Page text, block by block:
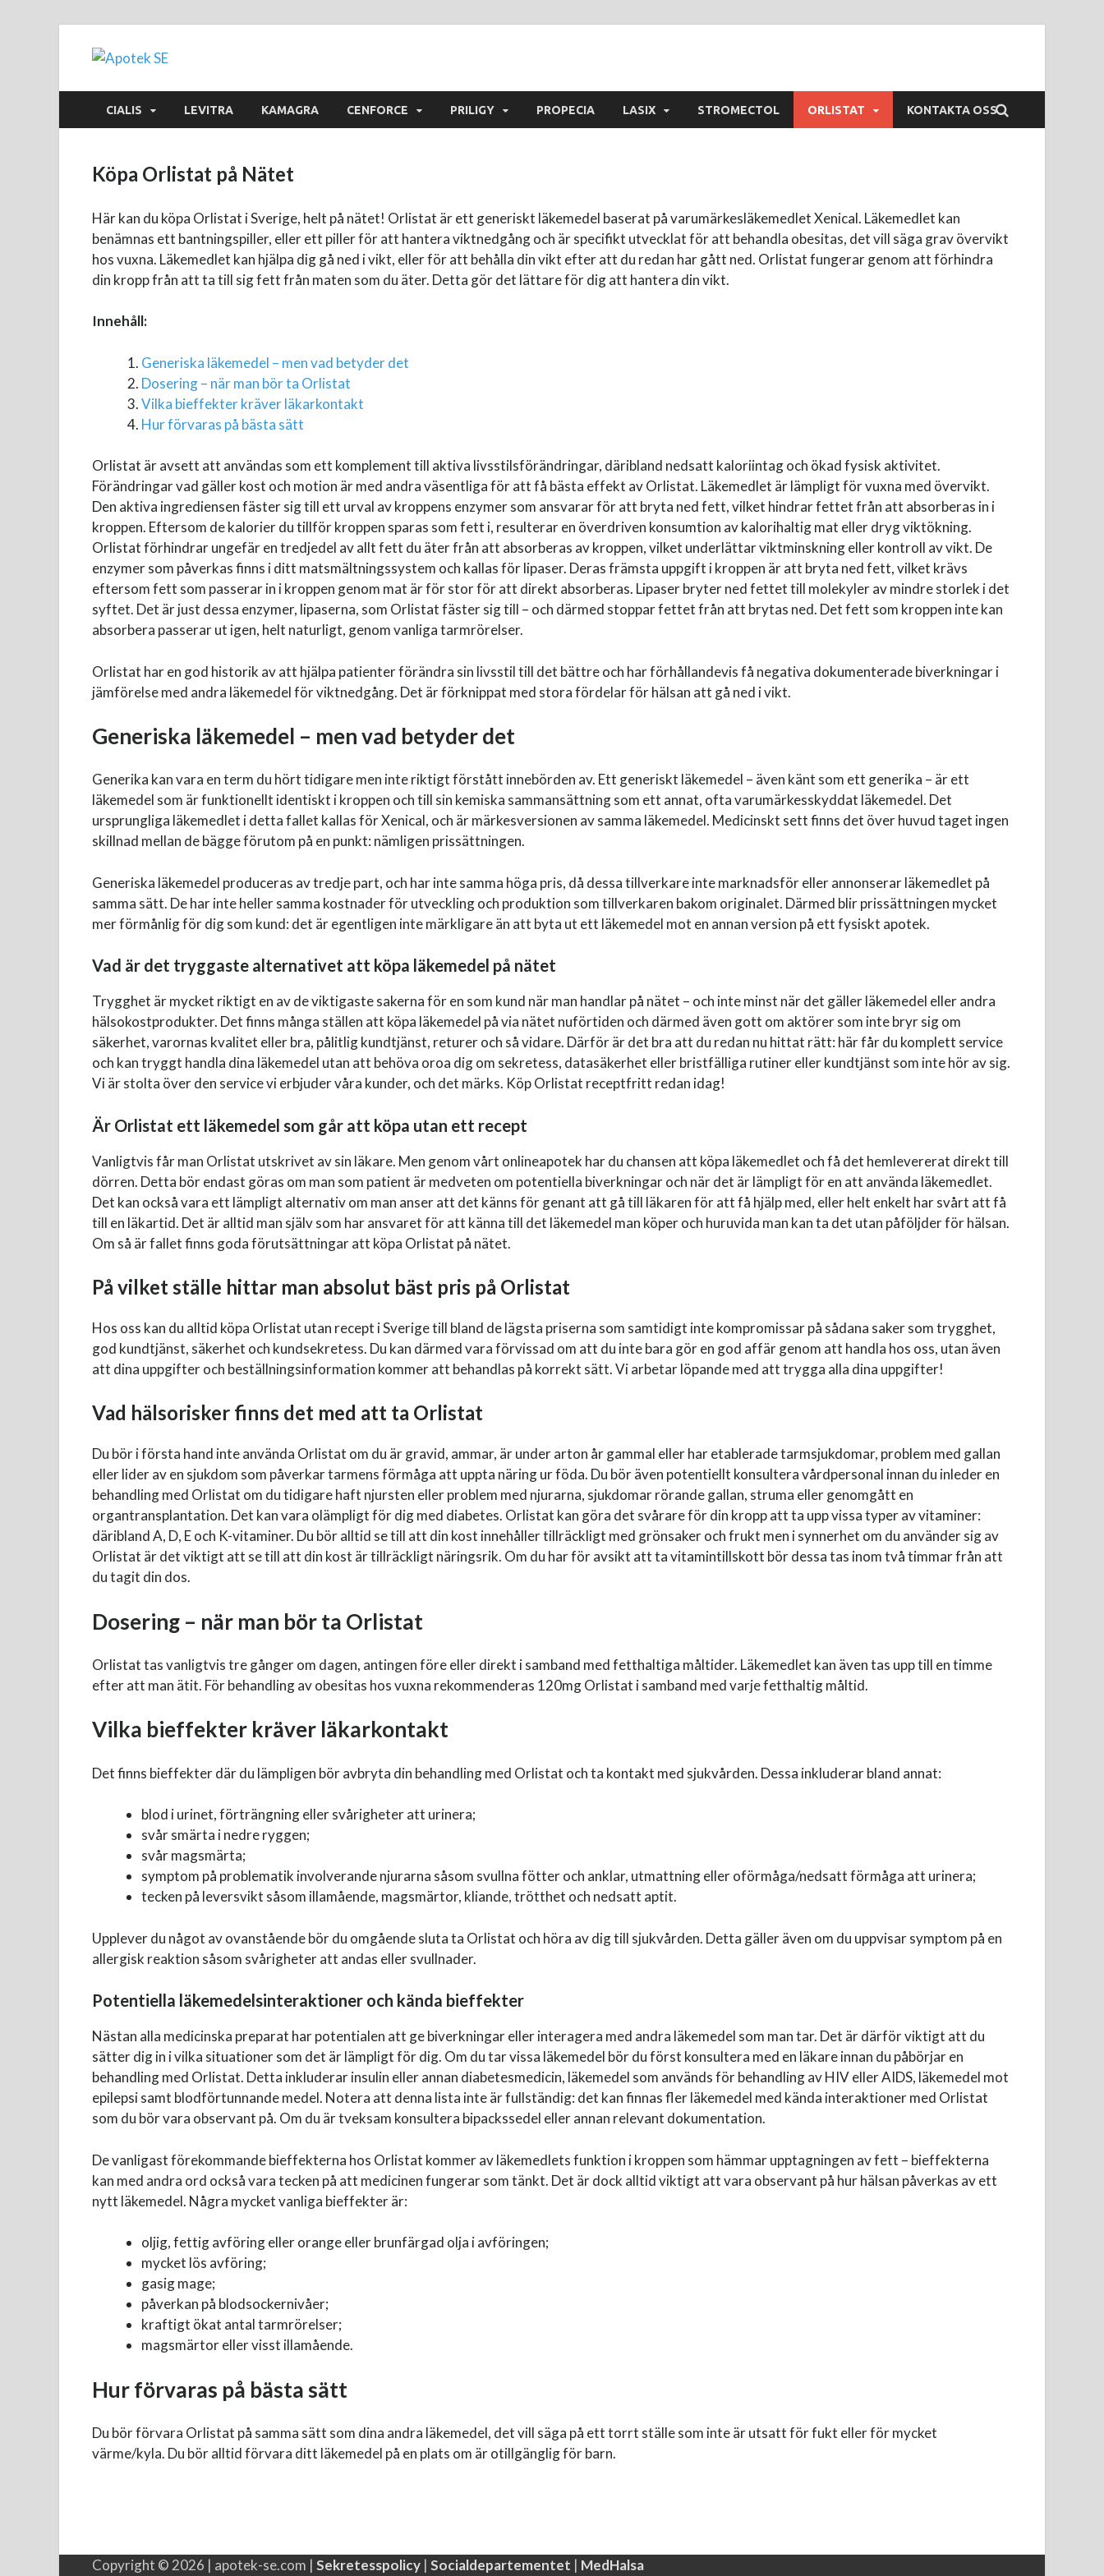
Apotek SE
CIALIS LEVITRA KAMAGRA CENFORCE PRILIGY PROPECIA LASIX STROMECTOL ORLISTAT KONTAKTA OSS
Köpa Orlistat på Nätet
Här kan du köpa Orlistat i Sverige, helt på nätet! Orlistat är ett generiskt läkemedel baserat på varumärkesläkemedlet Xenical. Läkemedlet kan
benämnas ett bantningspiller, eller ett piller för att hantera viktnedgång och är specifikt utvecklat för att behandla obesitas, det vill säga grav övervikt
hos vuxna. Läkemedlet kan hjälpa dig gå ned i vikt, eller för att behålla din vikt efter att du redan har gått ned. Orlistat fungerar genom att förhindra
din kropp från att ta till sig fett från maten som du äter. Detta gör det lättare för dig att hantera din vikt.
Innehåll:
Generiska läkemedel – men vad betyder det
Dosering – när man bör ta Orlistat
Vilka bieffekter kräver läkarkontakt
Hur förvaras på bästa sätt
Orlistat är avsett att användas som ett komplement till aktiva livsstilsförändringar, däribland nedsatt kaloriintag och ökad fysisk aktivitet.
Förändringar vad gäller kost och motion är med andra väsentliga för att få bästa effekt av Orlistat. Läkemedlet är lämpligt för vuxna med övervikt.
Den aktiva ingrediensen fäster sig till ett urval av kroppens enzymer som ansvarar för att bryta ned fett, vilket hindrar fettet från att absorberas in i
kroppen. Eftersom de kalorier du tillför kroppen sparas som fett i, resulterar en överdriven konsumtion av kalorihaltig mat eller dryg viktökning.
Orlistat förhindrar ungefär en tredjedel av allt fett du äter från att absorberas av kroppen, vilket underlättar viktminskning eller kontroll av vikt. De
enzymer som påverkas finns i ditt matsmältningssystem och kallas för lipaser. Deras främsta uppgift i kroppen är att bryta ned fett, vilket krävs
eftersom fett som passerar in i kroppen genom mat är för stor för att direkt absorberas. Lipaser bryter ned fettet till molekyler av mindre storlek i det
syftet. Det är just dessa enzymer, lipaserna, som Orlistat fäster sig till – och därmed stoppar fettet från att brytas ned. Det fett som kroppen inte kan
absorbera passerar ut igen, helt naturligt, genom vanliga tarmrörelser.
Orlistat har en god historik av att hjälpa patienter förändra sin livsstil till det bättre och har förhållandevis få negativa dokumenterade biverkningar i
jämförelse med andra läkemedel för viktnedgång. Det är förknippat med stora fördelar för hälsan att gå ned i vikt.
Generiska läkemedel – men vad betyder det
Generika kan vara en term du hört tidigare men inte riktigt förstått innebörden av. Ett generiskt läkemedel – även känt som ett generika – är ett
läkemedel som är funktionellt identiskt i kroppen och till sin kemiska sammansättning som ett annat, ofta varumärkesskyddat läkemedel. Det
ursprungliga läkemedlet i detta fallet kallas för Xenical, och är märkesversionen av samma läkemedel. Medicinskt sett finns det över huvud taget ingen
skillnad mellan de bägge förutom på en punkt: nämligen prissättningen.
Generiska läkemedel produceras av tredje part, och har inte samma höga pris, då dessa tillverkare inte marknadsför eller annonserar läkemedlet på
samma sätt. De har inte heller samma kostnader för utveckling och produktion som tillverkaren bakom originalet. Därmed blir prissättningen mycket
mer förmånlig för dig som kund: det är egentligen inte märkligare än att byta ut ett läkemedel mot en annan version på ett fysiskt apotek.
Vad är det tryggaste alternativet att köpa läkemedel på nätet
Trygghet är mycket riktigt en av de viktigaste sakerna för en som kund när man handlar på nätet – och inte minst när det gäller läkemedel eller andra
hälsokostprodukter. Det finns många ställen att köpa läkemedel på via nätet nuförtiden och därmed även gott om aktörer som inte bryr sig om
säkerhet, varornas kvalitet eller bra, pålitlig kundtjänst, returer och så vidare. Därför är det bra att du redan nu hittat rätt: här får du komplett service
och kan tryggt handla dina läkemedel utan att behöva oroa dig om sekretess, datasäkerhet eller bristfälliga rutiner eller kundtjänst som inte hör av sig.
Vi är stolta över den service vi erbjuder våra kunder, och det märks. Köp Orlistat receptfritt redan idag!
Är Orlistat ett läkemedel som går att köpa utan ett recept
Vanligtvis får man Orlistat utskrivet av sin läkare. Men genom vårt onlineapotek har du chansen att köpa läkemedlet och få det hemlevererat direkt till
dörren. Detta bör endast göras om man som patient är medveten om potentiella biverkningar och när det är lämpligt för en att använda läkemedlet.
Det kan också vara ett lämpligt alternativ om man anser att det känns för genant att gå till läkaren för att få hjälp med, eller helt enkelt har svårt att få
till en läkartid. Det är alltid man själv som har ansvaret för att känna till det läkemedel man köper och huruvida man kan ta det utan påföljder för hälsan.
Om så är fallet finns goda förutsättningar att köpa Orlistat på nätet.
På vilket ställe hittar man absolut bäst pris på Orlistat
Hos oss kan du alltid köpa Orlistat utan recept i Sverige till bland de lägsta priserna som samtidigt inte kompromissar på sådana saker som trygghet,
god kundtjänst, säkerhet och kundsekretess. Du kan därmed vara förvissad om att du inte bara gör en god affär genom att handla hos oss, utan även
att dina uppgifter och beställningsinformation kommer att behandlas på korrekt sätt. Vi arbetar löpande med att trygga alla dina uppgifter!
Vad hälsorisker finns det med att ta Orlistat
Du bör i första hand inte använda Orlistat om du är gravid, ammar, är under arton år gammal eller har etablerade tarmsjukdomar, problem med gallan
eller lider av en sjukdom som påverkar tarmens förmåga att uppta näring ur föda. Du bör även potentiellt konsultera vårdpersonal innan du inleder en
behandling med Orlistat om du tidigare haft njursten eller problem med njurarna, sjukdomar rörande gallan, struma eller genomgått en
organtransplantation. Det kan vara olämpligt för dig med diabetes. Orlistat kan göra det svårare för din kropp att ta upp vissa typer av vitaminer:
däribland A, D, E och K-vitaminer. Du bör alltid se till att din kost innehåller tillräckligt med grönsaker och frukt men i synnerhet om du använder sig av
Orlistat är det viktigt att se till att din kost är tillräckligt näringsrik. Om du har för avsikt att ta vitamintillskott bör dessa tas inom två timmar från att
du tagit din dos.
Dosering – när man bör ta Orlistat
Orlistat tas vanligtvis tre gånger om dagen, antingen före eller direkt i samband med fetthaltiga måltider. Läkemedlet kan även tas upp till en timme
efter att man ätit. För behandling av obesitas hos vuxna rekommenderas 120mg Orlistat i samband med varje fetthaltig måltid.
Vilka bieffekter kräver läkarkontakt
Det finns bieffekter där du lämpligen bör avbryta din behandling med Orlistat och ta kontakt med sjukvården. Dessa inkluderar bland annat:
blod i urinet, förträngning eller svårigheter att urinera;
svår smärta i nedre ryggen;
svår magsmärta;
symptom på problematik involverande njurarna såsom svullna fötter och anklar, utmattning eller oförmåga/nedsatt förmåga att urinera;
tecken på leversvikt såsom illamående, magsmärtor, kliande, trötthet och nedsatt aptit.
Upplever du något av ovanstående bör du omgående sluta ta Orlistat och höra av dig till sjukvården. Detta gäller även om du uppvisar symptom på en
allergisk reaktion såsom svårigheter att andas eller svullnader.
Potentiella läkemedelsinteraktioner och kända bieffekter
Nästan alla medicinska preparat har potentialen att ge biverkningar eller interagera med andra läkemedel som man tar. Det är därför viktigt att du
sätter dig in i vilka situationer som det är lämpligt för dig. Om du tar vissa läkemedel bör du först konsultera med en läkare innan du påbörjar en
behandling med Orlistat. Detta inkluderar insulin eller annan diabetesmedicin, läkemedel som används för behandling av HIV eller AIDS, läkemedel mot
epilepsi samt blodförtunnande medel. Notera att denna lista inte är fullständig: det kan finnas fler läkemedel med kända interaktioner med Orlistat
som du bör vara observant på. Om du är tveksam konsultera bipackssedel eller annan relevant dokumentation.
De vanligast förekommande bieffekterna hos Orlistat kommer av läkemedlets funktion i kroppen som hämmar upptagningen av fett – bieffekterna
kan med andra ord också vara tecken på att medicinen fungerar som tänkt. Det är dock alltid viktigt att vara observant på hur hälsan påverkas av ett
nytt läkemedel. Några mycket vanliga bieffekter är:
oljig, fettig avföring eller orange eller brunfärgad olja i avföringen;
mycket lös avföring;
gasig mage;
påverkan på blodsockernivåer;
kraftigt ökat antal tarmrörelser;
magsmärtor eller visst illamående.
Hur förvaras på bästa sätt
Du bör förvara Orlistat på samma sätt som dina andra läkemedel, det vill säga på ett torrt ställe som inte är utsatt för fukt eller för mycket
värme/kyla. Du bör alltid förvara ditt läkemedel på en plats om är otillgänglig för barn.
Copyright © 2026 | apotek-se.com | Sekretesspolicy | Social­departementet | MedHalsa